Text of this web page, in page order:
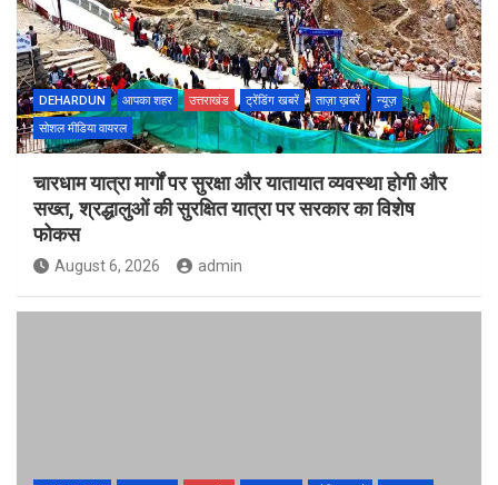
DEHARDUN आपका शहर उत्तराखंड ट्रेंडिंग खबरें ताज़ा ख़बरें
न्यूज़
सोशल मीडिया वायरल
चारधाम यात्रा मार्गों पर सुरक्षा और यातायात व्यवस्था होगी और
सख्त, श्रद्धालुओं की सुरक्षित यात्रा पर सरकार का विशेष
फोकस
August 6, 2026 admin